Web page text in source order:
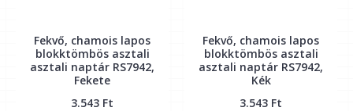
Fekvő, chamois lapos
blokktömbös asztali
asztali naptár RS7942,
Fekete
3.543 Ft
Fekvő, chamois lapos
blokktömbös asztali
asztali naptár RS7942,
Kék
3.543 Ft